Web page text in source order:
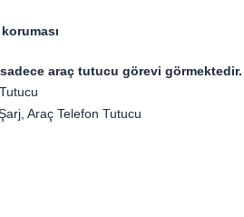
koruması
araç tutucu görevi görmektedir.
Araç Telefon Tutucu